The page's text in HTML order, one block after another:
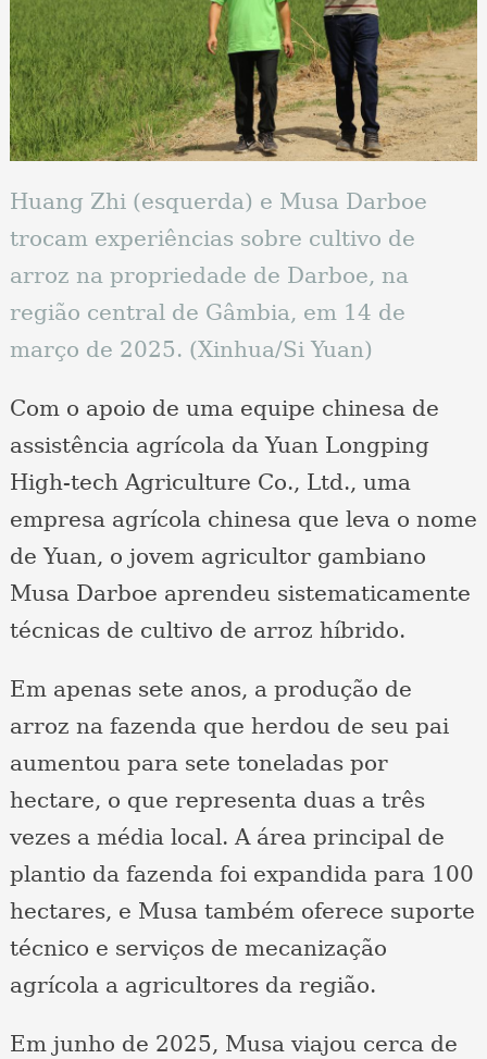
Huang Zhi (esquerda) e Musa Darboe
trocam experiências sobre cultivo de
arroz na propriedade de Darboe, na
região central de Gâmbia, em 14 de
março de 2025. (Xinhua/Si Yuan)
Com o apoio de uma equipe chinesa de
assistência agrícola da Yuan Longping
High-tech Agriculture Co., Ltd., uma
empresa agrícola chinesa que leva o nome
de Yuan, o jovem agricultor gambiano
Musa Darboe aprendeu sistematicamente
técnicas de cultivo de arroz híbrido.
Em apenas sete anos, a produção de
arroz na fazenda que herdou de seu pai
aumentou para sete toneladas por
hectare, o que representa duas a três
vezes a média local. A área principal de
plantio da fazenda foi expandida para 100
hectares, e Musa também oferece suporte
técnico e serviços de mecanização
agrícola a agricultores da região.
Em junho de 2025, Musa viajou cerca de